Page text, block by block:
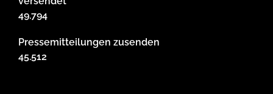
49.794
Pressemitteilungen zusenden
45.512